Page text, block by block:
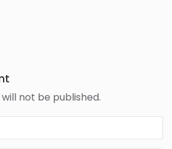
not be published.